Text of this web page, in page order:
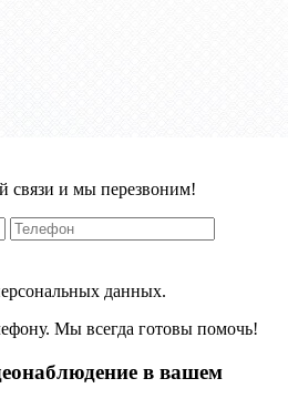
связи и мы перезвоним!
данных.
Мы всегда готовы помочь!
в вашем